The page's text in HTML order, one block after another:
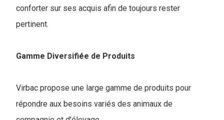
conforter sur ses acquis afin de toujours rester
pertinent.
Gamme Diversifiée de Produits
Virbac propose une large gamme de produits pour
répondre aux besoins variés des animaux de